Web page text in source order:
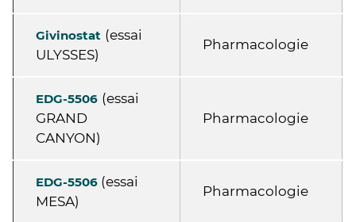
Givinostat (essai
ULYSSES)
Pharmacologie
EDG-5506 (essai
GRAND
CANYON)
Pharmacologie
EDG-5506 (essai
MESA)
Pharmacologie